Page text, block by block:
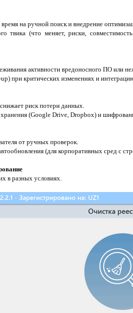
на ручной поиск и внедрение
твика (что меняет, риски,
активности вредоносного ПО или
при критических изменениях и
риск потери данных.
(Google Drive, Dropbox) и
от ручных проверок.
(для корпоративных сред с
в разных условиях.